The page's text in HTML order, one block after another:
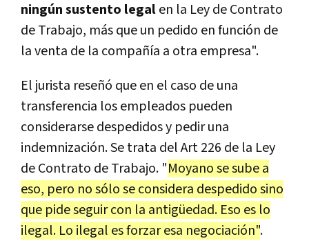
ningún sustento legalen la Ley de Contrato
de Trabajo, más que un pedido en función de
la venta de la compañía a otra empresa".
El jurista reseñó que en el caso de una
transferencia los empleados pueden
considerarse despedidos y pedir una
indemnización. Se trata del Art 226 de la Ley
de Contrato de Trabajo. "Moyano se sube a
eso, pero no sólo se considera despedido sino
que pide seguir con la antigüedad. Eso es lo
ilegal. Lo ilegal es forzar esa negociación".